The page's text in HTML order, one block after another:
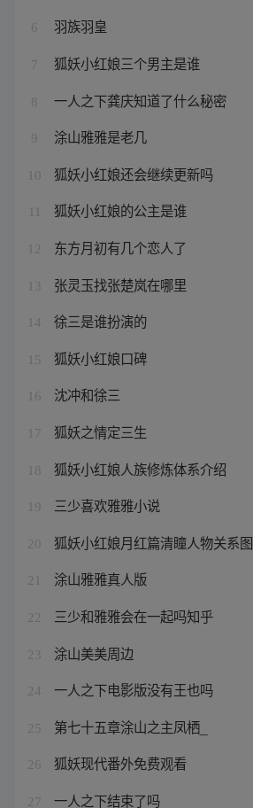
6 羽族羽皇
7 狐妖小红娘三个男主是谁
8 一人之下龚庆知道了什么秘密
9 涂山雅雅是老几
10 狐妖小红娘还会继续更新吗
狐妖小红娘的公主是谁
12 东方月初有几个恋人了
13 张灵玉找张楚岚在哪里
14 徐三是谁扮演的
15 狐妖小红娘口碑
16 沈冲和徐三
17 狐妖之情定三生
18 狐妖小红娘人族修炼体系介绍
19 三少喜欢雅雅小说
20 狐妖小红娘月红篇清瞳人物关系图
21 涂山雅雅真人版
22 三少和雅雅会在一起吗知乎
23 涂山美美周边
24 一人之下电影版没有王也吗
25 第七十五章涂山之主凤栖_
26 狐妖现代番外免费观看
27 一人之下结束了吗